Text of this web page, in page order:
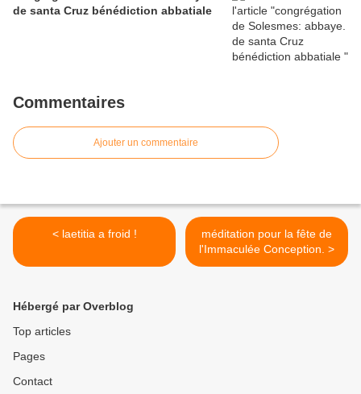
de santa Cruz bénédiction abbatiale
Commentaires
Ajouter un commentaire
< laetitia a froid !
méditation pour la fête de
l'Immaculée Conception. >
Hébergé par Overblog
Top articles
Pages
Contact